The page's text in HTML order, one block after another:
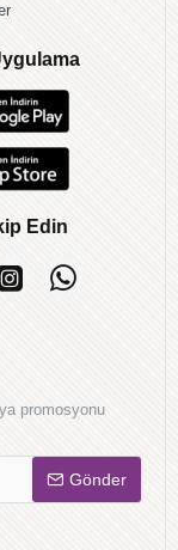
Edin
promosyonu
Gönder